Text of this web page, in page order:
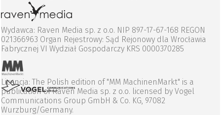
Wydawca: Raven Media sp. z o.o. NIP 897-17-67-168 REGON
021366963 Organ Rejestrowy: Sąd Rejonowy dla Wrocławia
Fabrycznej VI Wydział Gospodarczy KRS 0000370285
Licencja: The Polish edition of "MM MachinenMarkt" is a
publication of Raven Media sp. z o.o. licensed by Vogel
Communications Group GmbH & Co. KG, 97082
Wurzburg/Germany.